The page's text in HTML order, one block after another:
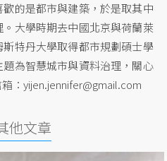
的是都市與建築，於是取其中
大學時期去中國北京與荷蘭萊
特丹大學取得都市規劃碩士學
為智慧城市與資料治理，關心
：yijen.jennifer@gmail.com
他文章